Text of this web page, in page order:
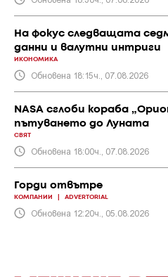
На фокус следващата
данни и валутни интриги
ИКОНОМИКА
Обновена 18:15ч., 07.08.2026
NASA сглоби кораба
пътуването до Луната
СВЯТ
Обновена 18:00ч., 07.08.2026
Горди отвътре
КОМПАНИИ ADVERTORIAL
Обновена 12:20ч., 05.08.2026